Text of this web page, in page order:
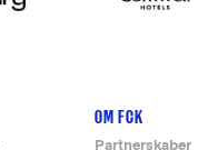
OM FCK
Partnerskaber